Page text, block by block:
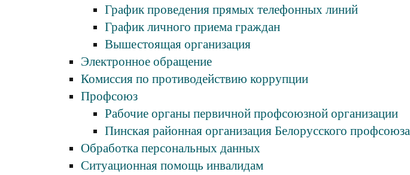
График проведения прямых телефонных линий
График личного приема граждан
Вышестоящая организация
Электронное обращение
Комиссия по противодействию коррупции
Профсоюз
Рабочие органы первичной профсоюзной организации
Пинская районная организация Белорусского профсоюза
Обработка персональных данных
Ситуационная помощь инвалидам